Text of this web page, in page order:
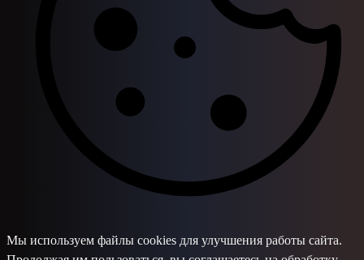
Мы используем файлы cookies для улучшения работы сайта.